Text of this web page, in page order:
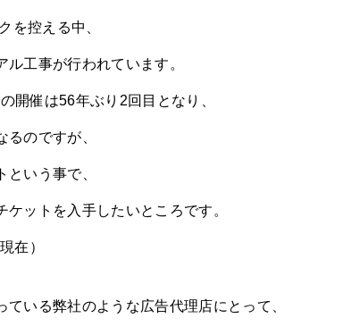
を控える中、
工事が行われています。
開催は56年ぶり2回目となり、
のですが、
いう事で、
ットを入手したいところです。
在）
いる弊社のような広告代理店にとって、